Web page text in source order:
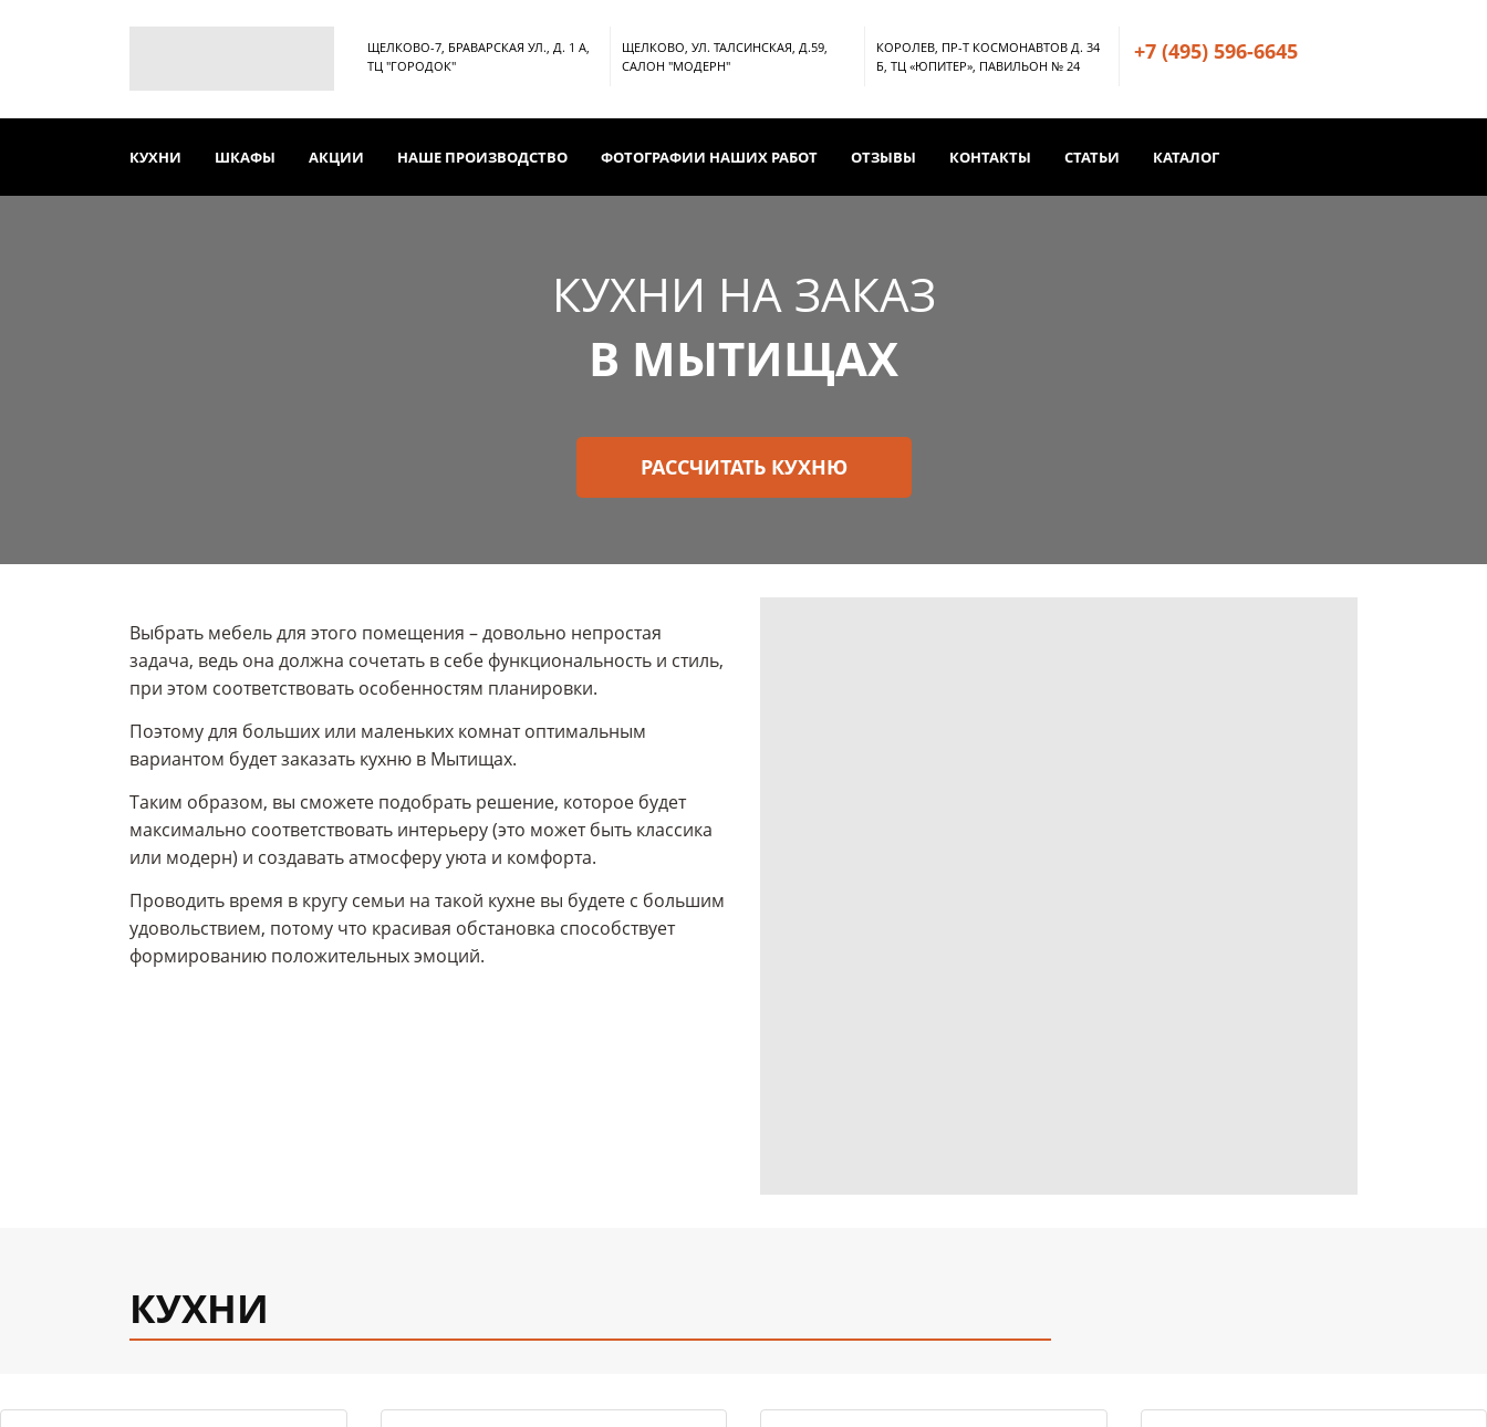
ЩЕЛКОВО-7, БРАВАРСКАЯ УЛ., Д. 1 А,
ТЦ "ГОРОДОК"
ЩЕЛКОВО, УЛ. ТАЛСИНСКАЯ, Д.59,
САЛОН "МОДЕРН"
КОРОЛЕВ, ПР-Т КОСМОНАВТОВ Д. 34
Б, ТЦ «ЮПИТЕР», ПАВИЛЬОН № 24
+7 (495) 596-6645
КУХНИ ШКАФЫ АКЦИИ НАШЕ ПРОИЗВОДСТВО ФОТОГРАФИИ НАШИХ РАБОТ ОТЗЫВЫ КОНТАКТЫ СТАТЬИ КАТАЛОГ
КУХНИ НА ЗАКАЗ
В МЫТИЩАХ
РАССЧИТАТЬ КУХНЮ
Выбрать мебель для этого помещения – довольно непростая
задача, ведь она должна сочетать в себе функциональность и стиль,
при этом соответствовать особенностям планировки.
Поэтому для больших или маленьких комнат оптимальным
вариантом будет заказать кухню в Мытищах.
Таким образом, вы сможете подобрать решение, которое будет
максимально соответствовать интерьеру (это может быть классика
или модерн) и создавать атмосферу уюта и комфорта.
Проводить время в кругу семьи на такой кухне вы будете с большим
удовольствием, потому что красивая обстановка способствует
формированию положительных эмоций.
КУХНИ